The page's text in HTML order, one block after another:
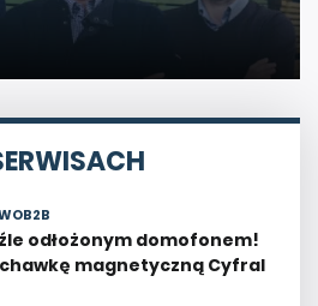
odłożonym domofonem!
magnetyczną Cyfral